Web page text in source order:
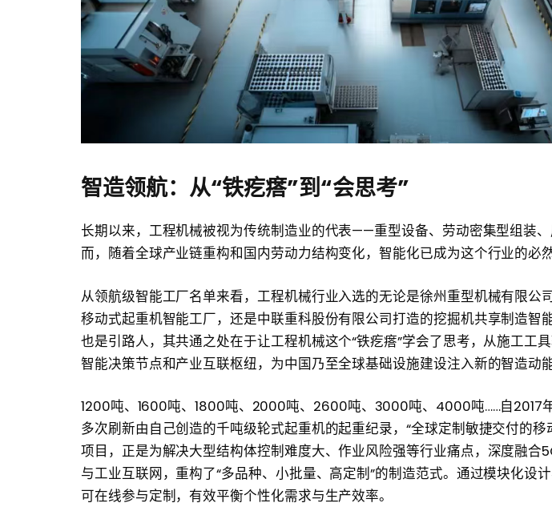
智造领航：从“铁疙瘩”到“会思考”
长期以来，工程机械被视为传统制造业的代表——重型设备、劳动密集型组装
而，随着全球产业链重构和国内劳动力结构变化，智能化已成为这个行业的必然
从领航级智能工厂名单来看，工程机械行业入选的无论是徐州重型机械有限公
移动式起重机智能工厂，还是中联重科股份有限公司打造的挖掘机共享制造智
也是引路人，其共通之处在于让工程机械这个“铁疙瘩”学会了思考，从施工工具
智能决策节点和产业互联枢纽，为中国乃至全球基础设施建设注入新的智造动能
1200吨、1600吨、1800吨、2000吨、2600吨、3000吨、4000吨……自2017
多次刷新由自己创造的千吨级轮式起重机的起重纪录，“全球定制敏捷交付的移
项目，正是为解决大型结构体控制难度大、作业风险强等行业痛点，深度融合
与工业互联网，重构了“多品种、小批量、高定制”的制造范式。通过模块化设
可在线参与定制，有效平衡个性化需求与生产效率。